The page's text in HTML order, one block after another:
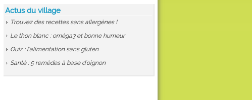
Actus du village
Trouvez des recettes sans allergènes !
Le thon blanc : oméga3 et bonne humeur
Quiz : l'alimentation sans gluten
Santé : 5 remèdes à base d'oignon